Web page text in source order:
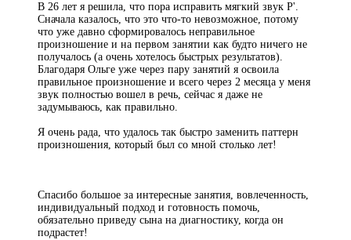
В 26 лет я решила, что пора исправить мягкий звук Р'.
Сначала казалось, что это что-то невозможное, потому
что уже давно сформировалось неправильное
произношение и на первом занятии как будто ничего не
получалось (а очень хотелось быстрых результатов).
Благодаря Ольге уже через пару занятий я освоила
правильное произношение и всего через 2 месяца у меня
звук полностью вошел в речь, сейчас я даже не
задумываюсь, как правильно.
Я очень рада, что удалось так быстро заменить паттерн
произношения, который был со мной столько лет!
Спасибо большое за интересные занятия, вовлеченность,
индивидуальный подход и готовность помочь,
обязательно приведу сына на диагностику, когда он
подрастет!